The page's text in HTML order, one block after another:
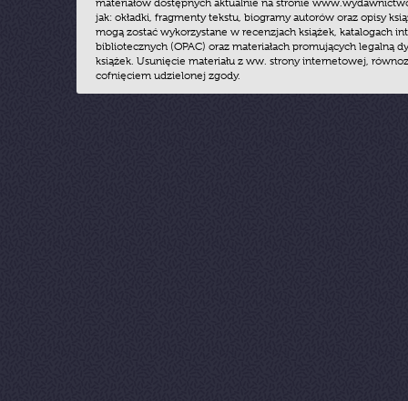
materiałów dostępnych aktualnie na stronie
jak: okładki, fragmenty tekstu, biogramy autorów oraz opisy
mogą zostać wykorzystane w recenzjach książek, katalogach
bibliotecznych (OPAC) oraz materiałach promujących legalną
książek. Usunięcie materiału z ww. strony internetowej,
cofnięciem udzielonej zgody.